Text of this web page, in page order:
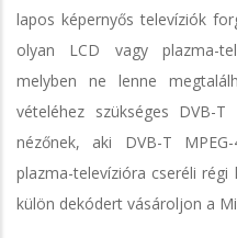
lapos képernyős televíziók
olyan LCD vagy plazma-
melyben ne lenne
vételéhez szükséges DVB-
nézőnek, aki DVB-T
plazma-televízióra cseréli
külön dekódert vásároljon a